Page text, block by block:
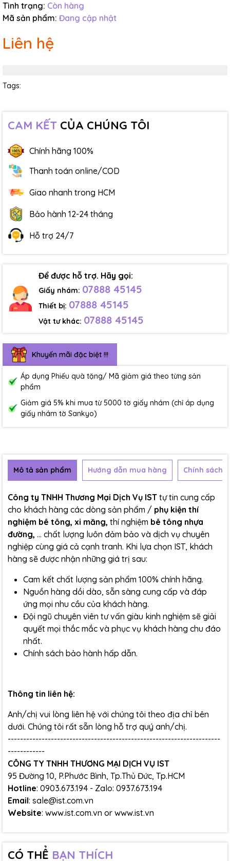
Tình trạng: Còn hàng
Mã sản phẩm: Đang cập nhật
Liên hệ
Tags:
CAM KẾT CỦA CHÚNG TÔI
Chính hãng 100%
Thanh toán online/COD
Giao nhanh trong HCM
Bảo hành 12-24 tháng
Hỗ trợ 24/7
Để được hỗ trợ. Hãy gọi:
Giấy nhám: 07888 45145
Thiết bị: 07888 45145
Vật tư khác: 07888 45145
Khuyến mãi đặc biệt !!!
Áp dụng Phiếu quà tặng/ Mã giảm giá theo từng sản
phẩm
Giảm giá 5% khi mua từ 5000 tờ giấy nhám (chỉ áp dụng
giấy nhám tờ Sankyo)
Mô tả sản phẩm Hướng dẫn mua hàng Chính sách
Công ty TNHH Thương Mại Dịch Vụ IST tự tin cung cấp
cho khách hàng các dòng sản phẩm / phụ kiện thí
nghiệm bê tông, xi măng, thí nghiệm bê tông nhựa
đường, ... chất lượng luôn đảm bảo và dịch vụ chuyên
nghiệp cùng giá cả cạnh tranh. Khi lựa chọn IST, khách
hàng sẽ được nhận những giá trị sau:
Cam kết chất lượng sản phẩm 100% chính hãng.
Nguồn hàng dồi dào, sẵn sàng cung cấp và đáp
ứng mọi nhu cầu của khách hàng.
Đội ngũ chuyên viên tư vấn giàu kinh nghiệm sẽ giải
quyết mọi thắc mắc và phục vụ khách hàng chu đáo
nhất.
Chính sách bảo hành hấp dẫn.
Thông tin liên hệ:
Anh/chị vui lòng liên hệ với chúng tôi theo địa chỉ bên
dưới. Chúng tôi rất sẵn lòng hỗ trợ quý anh/chị.
---------------------------------------------------------------------
------------
CÔNG TY TNHH THƯƠNG MẠI DỊCH VỤ IST
95 Đường 10, P.Phước Bình, Tp.Thủ Đức, Tp.HCM
Hotline: 0903.673.194 - Zalo: 0937.673.194
Email: sale@ist.com.vn
Website: www.ist.com.vn or www.ist.vn
CÓ THỂ BẠN THÍCH